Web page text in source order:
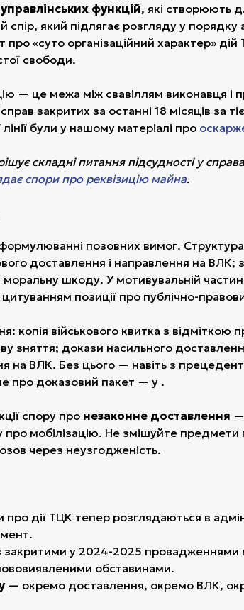
функцій, які створюють
який підлягає розгляду у порядку
про «суто організаційний характер»
свободи.
— це межа між свавіллям виконавця і
закритих за останні 18 місяців за
були у нашому матеріалі про
складні питання підсудності у
спори про реквізицію майна.
позовних вимог.
доставлення і направлення на ВЛК;
моральну шкоду. У мотивувальній
цитуванням позиції про публічно-
копія військового квитка з відміткою
зняття; докази насильного
на ВЛК. Без цього — навіть з
про доказовий пакет — у .
спору про незаконне доставлення
мобілізацію. Не змішуйте предмети
через неузгодженість.
про дії ТЦК тепер розглядаються в
закритими у 2024-2025 провадженнями
обставинами.
— окремо доставлення, окремо ВЛК,